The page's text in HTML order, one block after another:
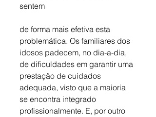
sentem
de forma mais efetiva esta
problemática. Os familiares dos
idosos padecem, no dia-a-dia,
de dificuldades em garantir uma
prestação de cuidados
adequada, visto que a maioria
se encontra integrado
profissionalmente. E, por outro